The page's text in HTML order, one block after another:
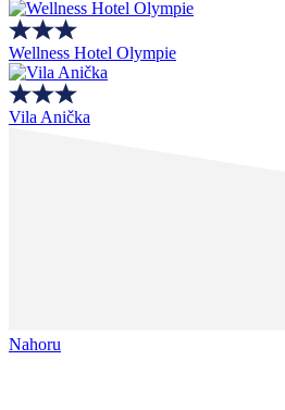
Wellness Hotel Olympie
Vila Anička
Nahoru